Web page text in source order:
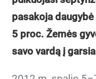
pasakoja
5 proc. Žemės
savo vardą į